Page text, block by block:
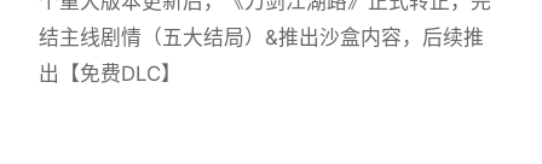
结主线剧情（五大结局）&推出沙盒内容，后续推
出【免费DLC】